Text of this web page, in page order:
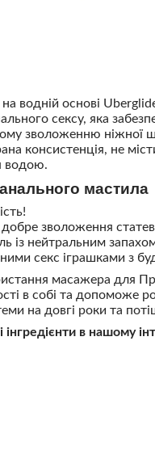
водній основі
сексу, яка
зволоженню ніжної
консистенція, не
водою.
зволоження
із нейтральним
секс іграшками з
масажера для
в собі та допоможе
на довгі роки та
інгредієнти в нашому